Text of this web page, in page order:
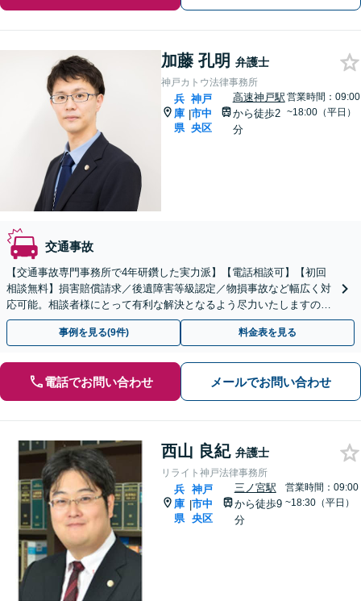
加藤 孔明 弁護士
神戸カトウ法律事務所
兵
庫
県
|
神戸
市中
央区
高速神戸駅
から徒歩2
分
営業時間：09:00
~18:00（平日）
交通事故
【交通事故専門事務所で4年研鑽した実力派】【電話相談可】【初回
相談無料】損害賠償請求／後遺障害等級認定／物損事故など幅広く対
応可能。相談者様にとって有利な解決となるよう尽力いたしますの
で、ぜひご相談ください【神戸駅3分】【休日・夜間面談可】
事例を見る(9件) 料金表を見る
電話でお問い合わせ メールでお問い合わせ
西山 良紀 弁護士
リライト神戸法律事務所
兵
庫
県
|
神戸
市中
央区
三ノ宮駅
から徒歩9
分
営業時間：09:00
~18:30（平日）